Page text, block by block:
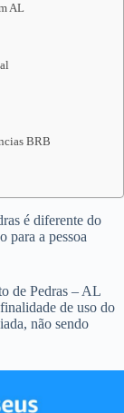
AL
BRB
é diferente do
para a pessoa
de Pedras – AL
de uso do
não sendo